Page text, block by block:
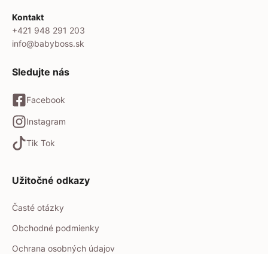
Kontakt
+421 948 291 203
info@babyboss.sk
Sledujte nás
Facebook
Instagram
Tik Tok
Užitočné odkazy
Časté otázky
Obchodné podmienky
Ochrana osobných údajov